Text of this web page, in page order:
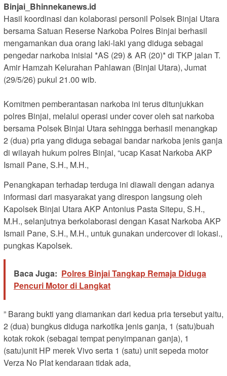
Binjai_Bhinnekanews.id
Hasil koordinasi dan kolaborasi personil Polsek Binjai Utara
bersama Satuan Reserse Narkoba Polres Binjai berhasil
mengamankan dua orang laki-laki yang diduga sebagai
pengedar narkoba inisial *AS (29) & AR (20)* di TKP jalan T.
Amir Hamzah Kelurahan Pahlawan (Binjai Utara), Jumat
(29/5/26) pukul 21.00 wib.
Komitmen pemberantasan narkoba ini terus ditunjukkan
polres Binjai, melalui operasi under cover oleh sat narkoba
bersama Polsek Binjai Utara sehingga berhasil menangkap
2 (dua) pria yang diduga sebagai bandar narkoba jenis ganja
di wilayah hukum polres Binjai, “ucap Kasat Narkoba AKP
Ismail Pane, S.H., M.H.,
Penangkapan terhadap terduga ini diawali dengan adanya
informasi dari masyarakat yang direspon langsung oleh
Kapolsek Binjai Utara AKP Antonius Pasta Sitepu, S.H.,
M.H., selanjutnya berkolaborasi dengan Kasat Narkoba AKP
Ismail Pane, S.H., M.H., untuk gunakan undercover di lokasi.,
pungkas Kapolsek.
Baca Juga: Polres Binjai Tangkap Remaja Diduga
Pencuri Motor di Langkat
” Barang bukti yang diamankan dari kedua pria tersebut yaitu,
2 (dua) bungkus diduga narkotika jenis ganja, ⁠1 (satu)buah
kotak rokok (sebagai tempat penyimpanan ganja), ⁠1
(satu)unit HP merek Vivo serta 1 (satu) unit sepeda motor
Verza No Plat kendaraan tidak ada,